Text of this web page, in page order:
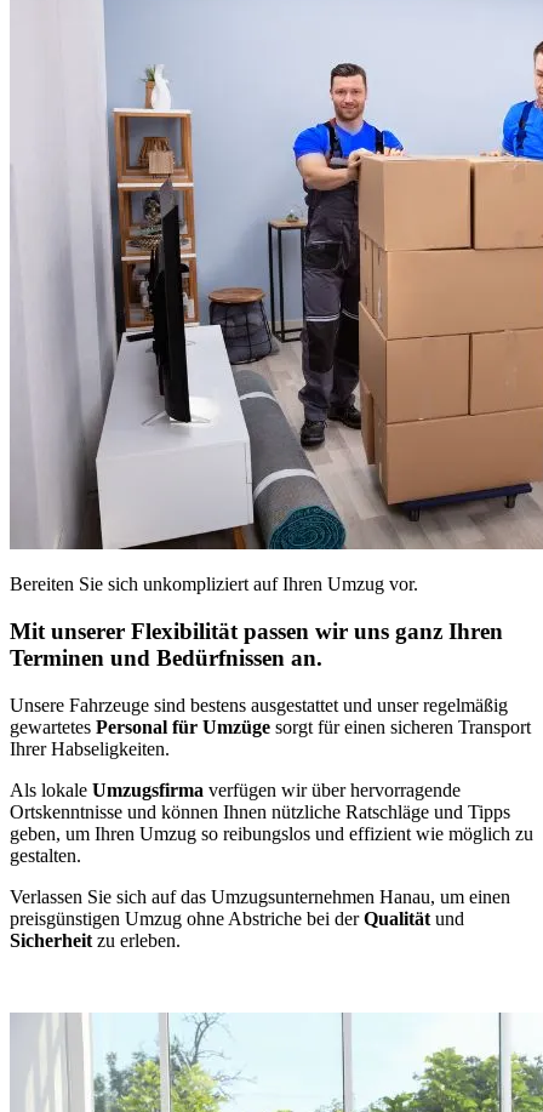
Bereiten Sie sich unkompliziert auf Ihren Umzug vor.
Mit unserer Flexibilität passen wir uns ganz Ihren
Terminen und Bedürfnissen an.
Unsere Fahrzeuge sind bestens ausgestattet und unser regelmäßig
gewartetes Personal für Umzüge sorgt für einen sicheren Transport
Ihrer Habseligkeiten.
Als lokale Umzugsfirma verfügen wir über hervorragende
Ortskenntnisse und können Ihnen nützliche Ratschläge und Tipps
geben, um Ihren Umzug so reibungslos und effizient wie möglich zu
gestalten.
Verlassen Sie sich auf das Umzugsunternehmen Hanau, um einen
preisgünstigen Umzug ohne Abstriche bei derQualität und
Sicherheit zu erleben.